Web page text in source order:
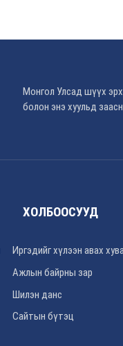
Монгол Улсад шүүх
болон энэ хуульд
ХОЛБООСУУД
Иргэдийг хүлээн авах
Ажлын байрны зар
Шилэн данс
Сайтын бүтэц